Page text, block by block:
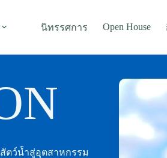
นิทรรศการ Open House
ตว์น้ำสู่อุตสาหกรรม